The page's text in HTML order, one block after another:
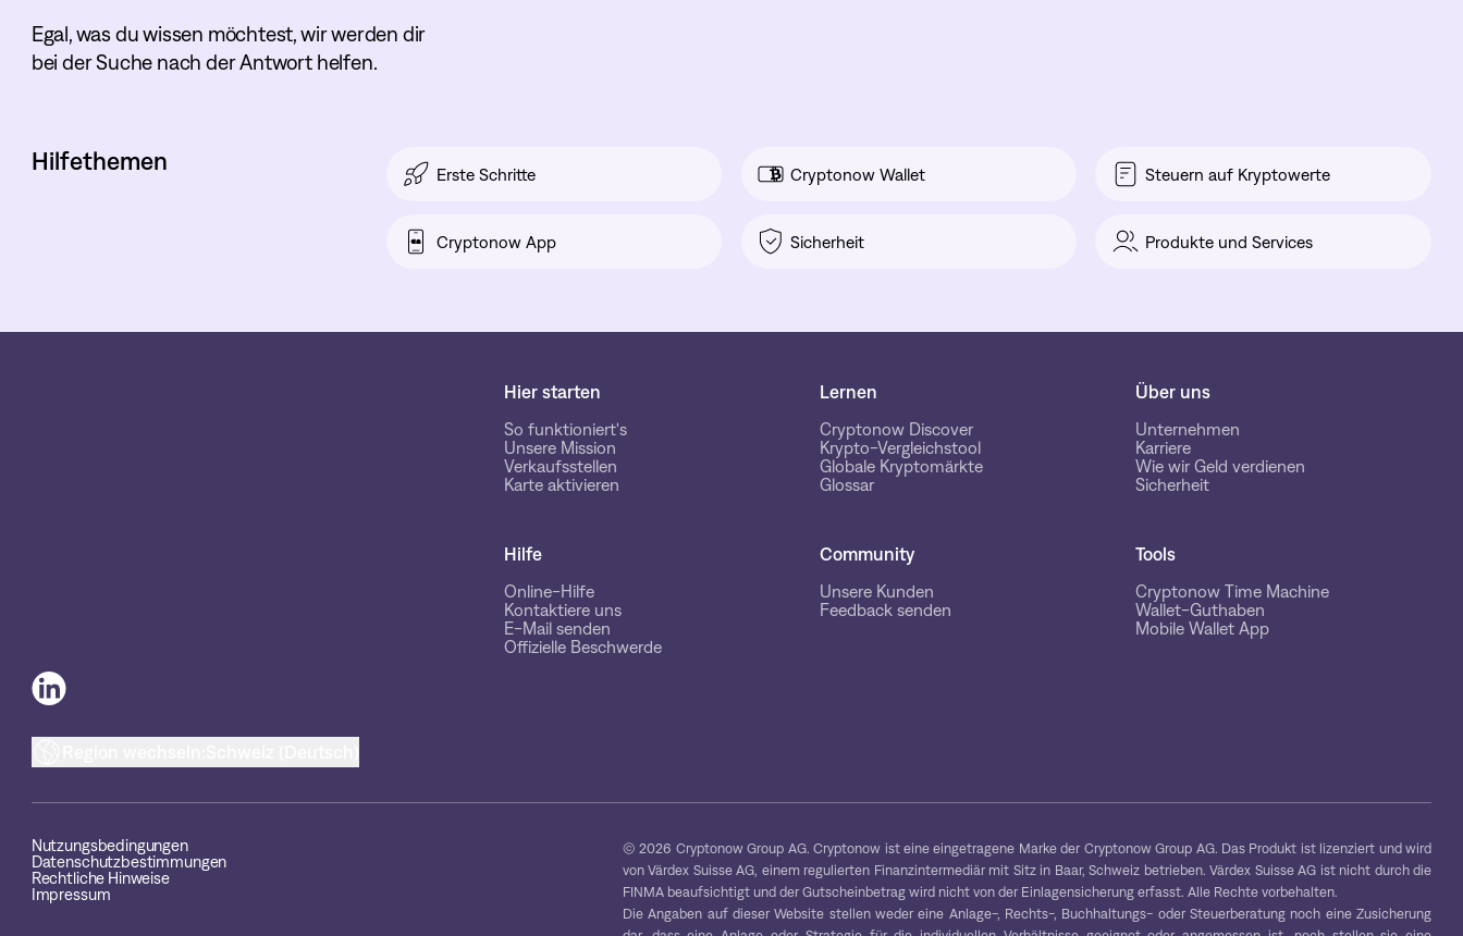
Egal, was du wissen möchtest, wir werden dir
bei der Suche nach der Antwort helfen.
Hilfethemen Erste Schritte Cryptonow Wallet Steuern auf Kryptowerte
Cryptonow App Sicherheit Produkte und Services
Hier starten
So funktioniert's
Unsere Mission
Verkaufsstellen
Karte aktivieren
Lernen
Cryptonow Discover
Krypto-Vergleichstool
Globale Kryptomärkte
Glossar
Über uns
Unternehmen
Karriere
Wie wir Geld verdienen
Sicherheit
Hilfe
Online-Hilfe
Kontaktiere uns
E-Mail senden
Offizielle Beschwerde
Community
Unsere Kunden
Feedback senden
Tools
Cryptonow Time Machine
Wallet-Guthaben
Mobile Wallet App
Nutzungsbedingungen
Datenschutzbestimmungen
Rechtliche Hinweise
Impressum
© 2026 Cryptonow Group AG. Cryptonow ist eine eingetragene Marke der Cryptonow Group AG. Das Produkt ist lizenziert und wird
von Värdex Suisse AG, einem regulierten Finanzintermediär mit Sitz in Baar, Schweiz betrieben. Värdex Suisse AG ist nicht durch die
FINMA beaufsichtigt und der Gutscheinbetrag wird nicht von der Einlagensicherung erfasst. Alle Rechte vorbehalten.
Die Angaben auf dieser Website stellen weder eine Anlage-, Rechts-, Buchhaltungs- oder Steuerberatung noch eine Zusicherung